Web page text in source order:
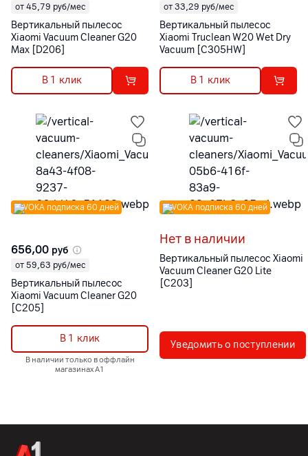
от 45,79 руб/мес
Вертикальный пылесос
Xiaomi Vacuum Cleaner G20
Max [D206]
В 1 клик
от 33,29 руб/мес
Вертикальный пылесос
Xiaomi Truclean W20 Wet Dry
Vacuum [C305HW]
В 1 клик
VOKA подписка 60 дней
656,00 руб
от 59,63 руб/мес
Вертикальный пылесос
Xiaomi Vacuum Cleaner G20
[C205]
В 1 клик
В наличии только в оффлайн
магазинах А1
VOKA подписка 60 дней
Нет в наличии
Вертикальный пылесос Xiaomi
Vacuum Cleaner G20 Lite
[C203]
Уведомить о поступлении